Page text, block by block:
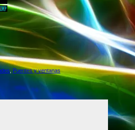
Puentes y ventanas